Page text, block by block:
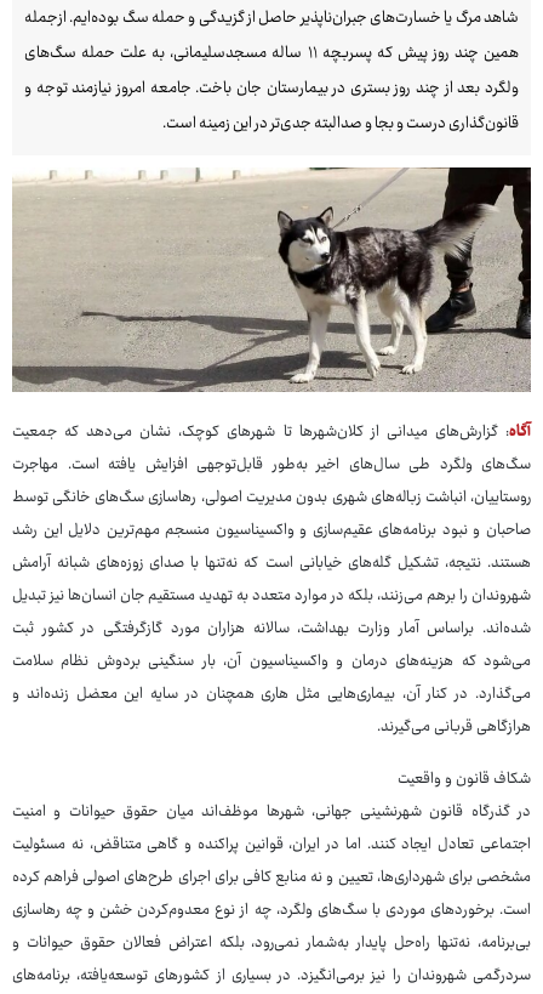
شاهد مرگ یا خسارت‌های جبران‌ناپذیر حاصل از گزیدگی و حمله سگ بوده‌ایم. ازجمله
همین چند روز پیش که پسربچه ۱۱ ساله مسجدسلیمانی، به علت حمله سگ‌های
ولگرد بعد از چند روز بستری در بیمارستان جان باخت. جامعه امروز نیازمند توجه و
قانون‌گذاری درست و بجا و صدالبته جدی‌تر در این زمینه است.
آگاه: گزارش‌های میدانی از کلان‌شهرها تا شهرهای کوچک، نشان می‌دهد که جمعیت
سگ‌های ولگرد طی سال‌های اخیر به‌طور قابل‌توجهی افزایش یافته است. مهاجرت
روستاییان، انباشت زباله‌های شهری بدون مدیریت اصولی، رهاسازی سگ‌های خانگی توسط
صاحبان و نبود برنامه‌های عقیم‌سازی و واکسیناسیون منسجم مهم‌ترین دلایل این رشد
هستند. نتیجه، تشکیل گله‌های خیابانی است که نه‌تنها با صدای زوزه‌های شبانه آرامش
شهروندان را برهم می‌زنند، بلکه در موارد متعدد به تهدید مستقیم جان انسان‌ها نیز تبدیل
شده‌اند. براساس آمار وزارت بهداشت، سالانه هزاران مورد گازگرفتگی در کشور ثبت
می‌شود که هزینه‌های درمان و واکسیناسیون آن، بار سنگینی بردوش نظام سلامت
می‌گذارد. در کنار آن، بیماری‌هایی مثل هاری همچنان در سایه این معضل زنده‌اند و
هرازگاهی قربانی می‌گیرند.
شکاف قانون و واقعیت
در گذرگاه قانون شهرنشینی جهانی، شهرها موظف‌اند میان حقوق حیوانات و امنیت
اجتماعی تعادل ایجاد کنند. اما در ایران، قوانین پراکنده و گاهی متناقض، نه مسئولیت
مشخصی برای شهرداری‌ها، تعیین و نه منابع کافی برای اجرای طرح‌های اصولی فراهم کرده
است. برخوردهای موردی با سگ‌های ولگرد، چه از نوع معدوم‌کردن خشن و چه رهاسازی
بی‌برنامه، نه‌تنها راه‌حل پایدار به‌شمار نمی‌رود، بلکه اعتراض فعالان حقوق حیوانات و
سردرگمی شهروندان را نیز برمی‌انگیزد. در بسیاری از کشورهای توسعه‌یافته، برنامه‌های